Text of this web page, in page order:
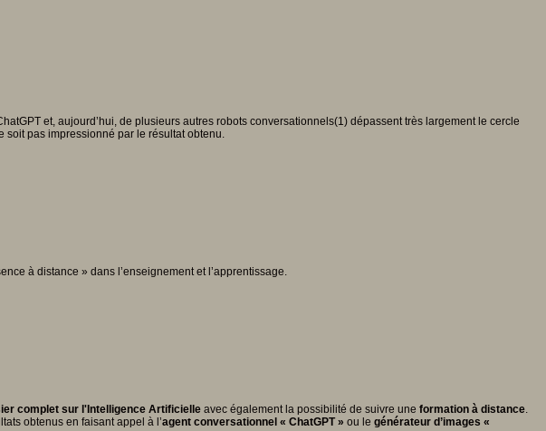
et, aujourd’hui, de plusieurs autres robots conversationnels(1) dépassent très largement le cercle
soit pas impressionné par le résultat obtenu.
à distance » dans l’enseignement et l’apprentissage.
complet sur l'Intelligence Artificielle avec également la possibilité de suivre une formation à distance.
obtenus en faisant appel à l’agent conversationnel « ChatGPT » ou le générateur d’images «